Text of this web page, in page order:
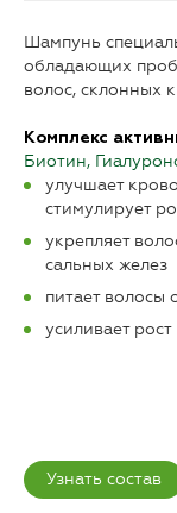
Шампунь
обладающих
волос, склонных
Комплекс
Биотин,
улучшает
стимулирует
укрепляет
сальных желез
питает волосы
усиливает
Узнать состав